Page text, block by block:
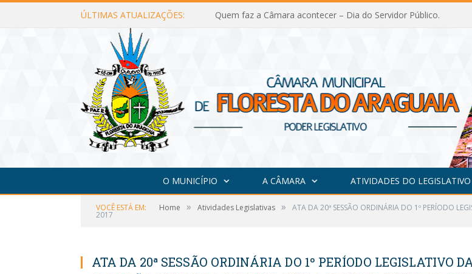
ÚLTIMAS ATUALIZAÇÕES: Quem faz a Câmara acontecer – Dia do Servidor Público.
O MUNICÍPIO A CÂMARA ATIVIDADES DO LEGISLATIVO
VOCÊ ESTÁ EM: Home » Atividades Legislativas » ATA DA 20ª SESSÃO ORDINÁRIA DO 1º PERÍODO
2017
ATA DA 20ª SESSÃO ORDINÁRIA DO 1º PERÍODO LEGISLATIVO